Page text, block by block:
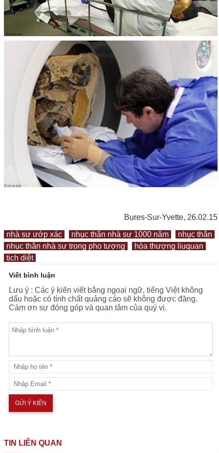
Bures-Sur-Yvette, 26.02.15
nhà sư ướp xác nhục thân nhà sư 1000 năm
nhục thân
nhục thân nhà sư trong pho tượng
hòa thượng liuquan
tịch diệt
Viết bình luận
Lưu ý : Các ý kiến viết bằng ngoại ngữ, tiếng Việt không
dấu hoặc có tính chất quảng cáo sẽ không được đăng.
Cám ơn sự đóng góp và quan tâm của quý vị.
TIN LIÊN QUAN